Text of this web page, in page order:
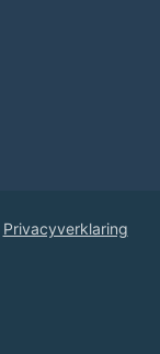
Privacyverklaring